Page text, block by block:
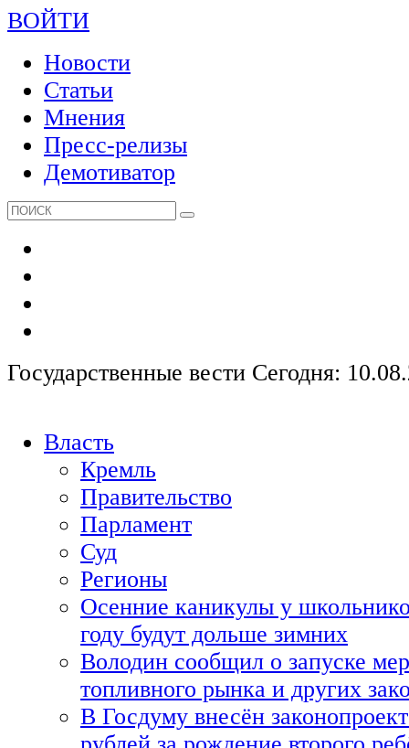
ВОЙТИ
Новости
Статьи
Мнения
Пресс-релизы
Демотиватор
Государственные вести Сегодня:
Власть
Кремль
Правительство
Парламент
Суд
Регионы
Осенние каникулы у
году будут дольше зимних
Володин сообщил о запуске
топливного рынка и других
В Госдуму внесён